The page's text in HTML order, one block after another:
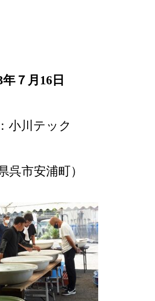
年７月16日
小川テック
呉市安浦町）